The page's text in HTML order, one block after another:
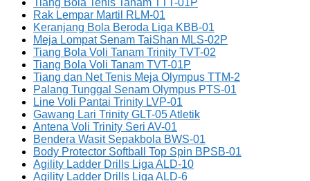
Tiang Bola Tenis Tanam TTT-01P
Rak Lempar Martil RLM-01
Keranjang Bola Beroda Liga KBB-01
Meja Lompat Senam TaiShan MLS-02P
Tiang Bola Voli Tanam Trinity TVT-02
Tiang Bola Voli Tanam TVT-01P
Tiang dan Net Tenis Meja Olympus TTM-2
Palang Tunggal Senam Olympus PTS-01
Line Voli Pantai Trinity LVP-01
Gawang Lari Trinity GLT-05 Atletik
Antena Voli Trinity Seri AV-01
Bendera Wasit Sepakbola BWS-01
Body Protector Softball Top Spin BPSB-01
Agility Ladder Drills Liga ALD-10
Agility Ladder Drills Liga ALD-6